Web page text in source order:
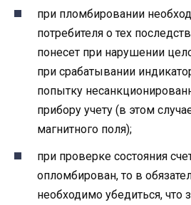
при пломбировании
потребителя о тех
понесет при нарушении
при срабатывании
попытку
прибору учету (в этом
магнитного поля);
при проверке состояния
опломбирован, то в
необходимо убедиться, что